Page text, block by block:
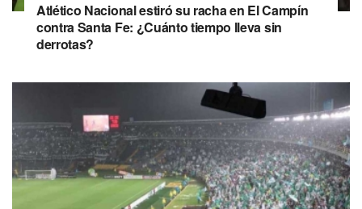
Atlético Nacional estiró su racha en El Campín
contra Santa Fe: ¿Cuánto tiempo lleva sin
derrotas?